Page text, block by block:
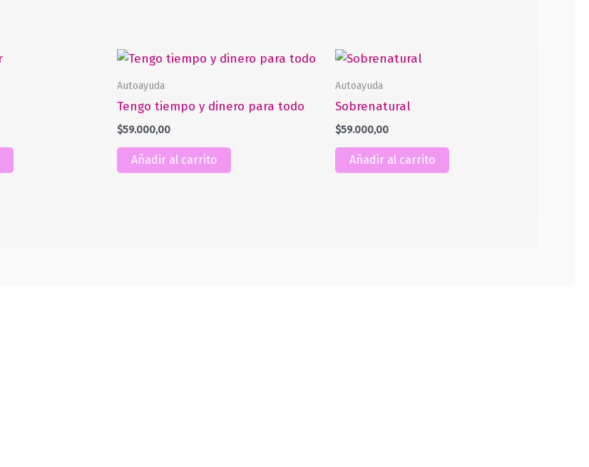
Autoayuda
Tengo tiempo y dinero para todo
$59.000,00
Añadir al carrito
Autoayuda
Sobrenatural
$59.000,00
Añadir al carrito